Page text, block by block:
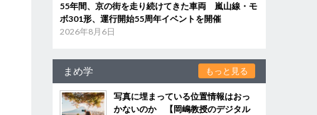
55年間、京の街を走り続けてきた車両 嵐山線・モ
ボ301形、運行開始55周年イベントを開催
2026年8月6日
まめ学 もっと見る
写真に埋まっている位置情報はおっ
かないのか 【岡嶋教授のデジタル